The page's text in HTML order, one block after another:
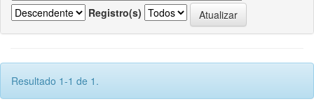
Registro(s)
Resultado 1-1 de 1.